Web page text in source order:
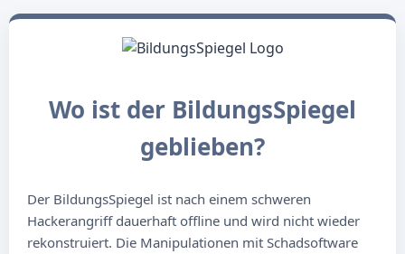
Wo ist der BildungsSpiegel
geblieben?
Der BildungsSpiegel ist nach einem schweren
Hackerangriff dauerhaft offline und wird nicht wieder
rekonstruiert. Die Manipulationen mit Schadsoftware